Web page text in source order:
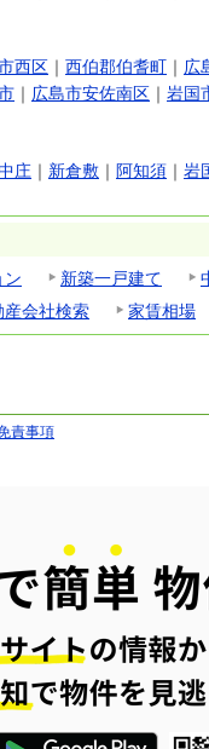
西区 ｜ 西伯郡伯耆町 ｜ 広
｜ 広島市安佐南区 ｜ 岩国
庄 ｜ 新倉敷 ｜ 阿知須 ｜ 岩
ン 新築一戸建て
産会社検索 家賃相場
責事項